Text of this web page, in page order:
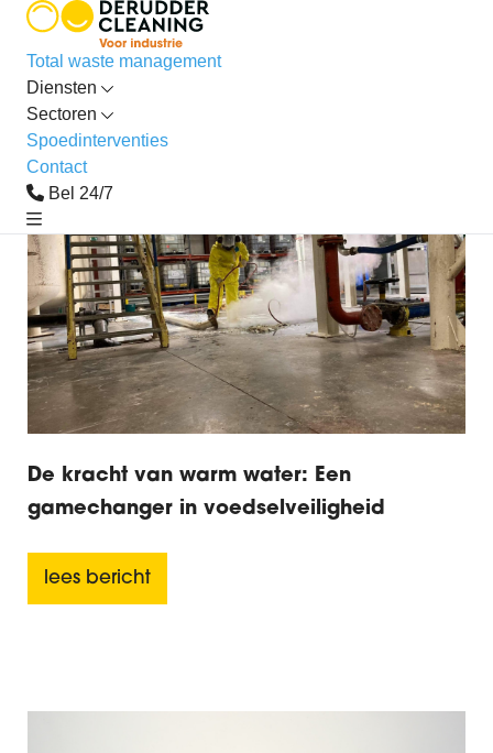
Total waste management
Diensten
Sectoren
Spoedinterventies
Contact
Bel 24/7
Blog
De kracht van warm water: Een
gamechanger in voedselveiligheid
lees bericht